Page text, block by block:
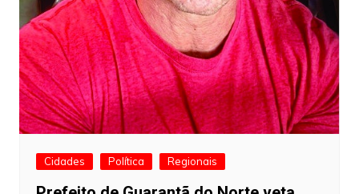
Cidades Política Regionais